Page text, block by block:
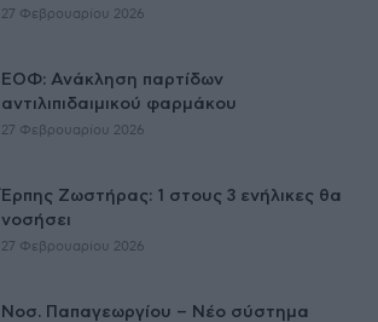
27 Φεβρουαρίου 2026
ΕΟΦ: Ανάκληση παρτίδων
αντιλιπιδαιμικού φαρμάκου
27 Φεβρουαρίου 2026
Έρπης Ζωστήρας: 1 στους 3 ενήλικες θα
νοσήσει
27 Φεβρουαρίου 2026
Νοσ. Παπαγεωργίου – Νέο σύστημα